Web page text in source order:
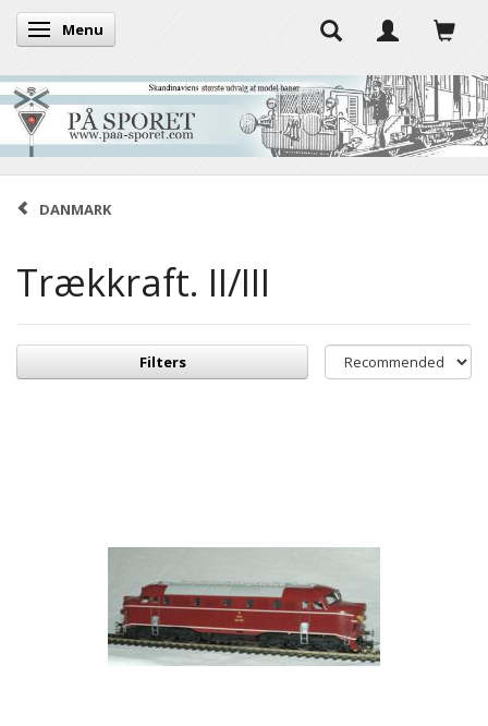
Toggle navigation
Menu
DANMARK
Trækkraft. II/III
Filters